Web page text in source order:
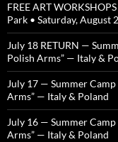
FREE ART
Park • Saturday,
July 18 RETURN —
Polish Arms” — Italy &
July 17 — Summer
Arms” — Italy & Poland
July 16 — Summer
Arms” — Italy & Poland